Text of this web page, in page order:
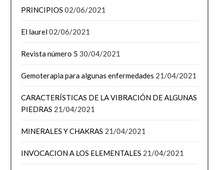
PRINCIPIOS 02/06/2021
El laurel02/06/2021
Revista número 5 30/04/2021
Gemoterapia para algunas enfermedades 21/04/2021
CARACTERÍSTICAS DE LA VIBRACIÓN DE ALGUNAS
PIEDRAS 21/04/2021
MINERALES Y CHAKRAS 21/04/2021
INVOCACION A LOS ELEMENTALES 21/04/2021